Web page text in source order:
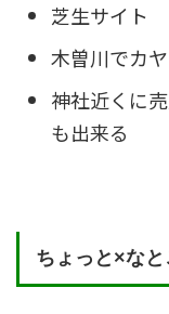
芝生サイト
木曽川でカ
神社近くに
も出来る
ちょっと×なと